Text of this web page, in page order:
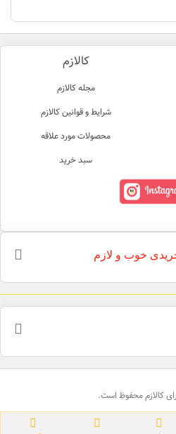
کالازم
مجله کالازم
شرایط و قوانین کالازم
محصولات مورد علاقه
سبد خرید
خریدی خوب و لازم
کالازم محفوظ است.